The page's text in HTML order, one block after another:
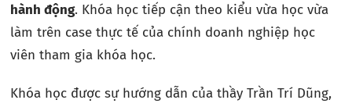
hành động. Khóa học tiếp cận theo kiểu vừa học vừa
làm trên case thực tế của chính doanh nghiệp học
viên tham gia khóa học.
Khóa học được sự hướng dẫn của thầy Trần Trí Dũng,